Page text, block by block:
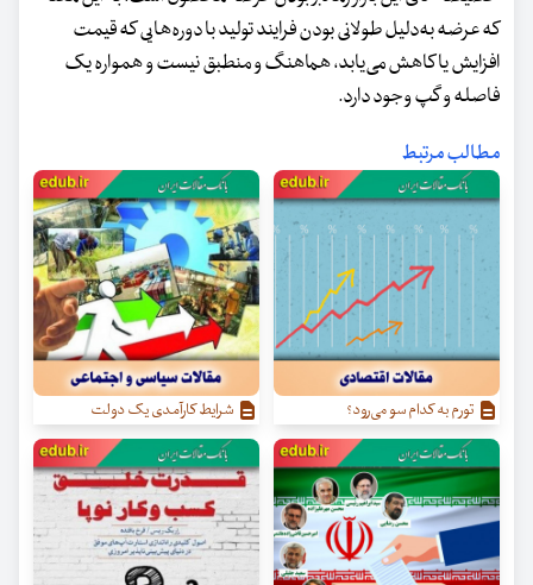
که عرضه به‌دلیل طولانی بودن فرایند تولید با دوره‌هایی که قیمت
افزایش یا کاهش می‌یابد، هماهنگ و منطبق نیست و همواره یک
فاصله و گپ وجود دارد.
مطالب مرتبط
تورم به کدام سو می‌رود؟ شرایط کارآمدی یک دولت